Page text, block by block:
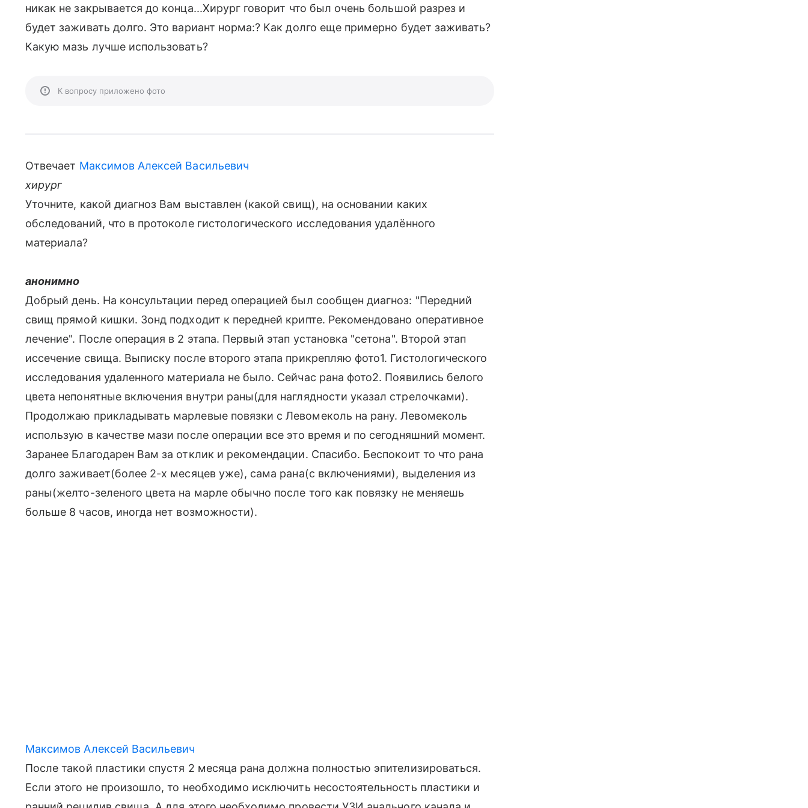
никак не закрывается до конца...Хирург говорит что был очень большой разрез и
будет заживать долго. Это вариант норма:? Как долго еще примерно будет заживать?
Какую мазь лучше использовать?
К вопросу приложено фото
Отвечает Максимов Алексей Васильевич
хирург
Уточните, какой диагноз Вам выставлен (какой свищ), на основании каких
обследований, что в протоколе гистологического исследования удалённого
материала?
анонимно
Добрый день. На консультации перед операцией был сообщен диагноз: "Передний
свищ прямой кишки. Зонд подходит к передней крипте. Рекомендовано оперативное
лечение". После операция в 2 этапа. Первый этап установка "сетона". Второй этап
иссечение свища. Выписку после второго этапа прикрепляю фото1. Гистологического
исследования удаленного материала не было. Сейчас рана фото2. Появились белого
цвета непонятные включения внутри раны(для наглядности указал стрелочками).
Продолжаю прикладывать марлевые повязки с Левомеколь на рану. Левомеколь
использую в качестве мази после операции все это время и по сегодняшний момент.
Заранее Благодарен Вам за отклик и рекомендации. Спасибо. Беспокоит то что рана
долго заживает(более 2-х месяцев уже), сама рана(с включениями), выделения из
раны(желто-зеленого цвета на марле обычно после того как повязку не меняешь
больше 8 часов, иногда нет возможности).
Максимов Алексей Васильевич
После такой пластики спустя 2 месяца рана должна полностью эпителизироваться.
Если этого не произошло, то необходимо исключить несостоятельность пластики и